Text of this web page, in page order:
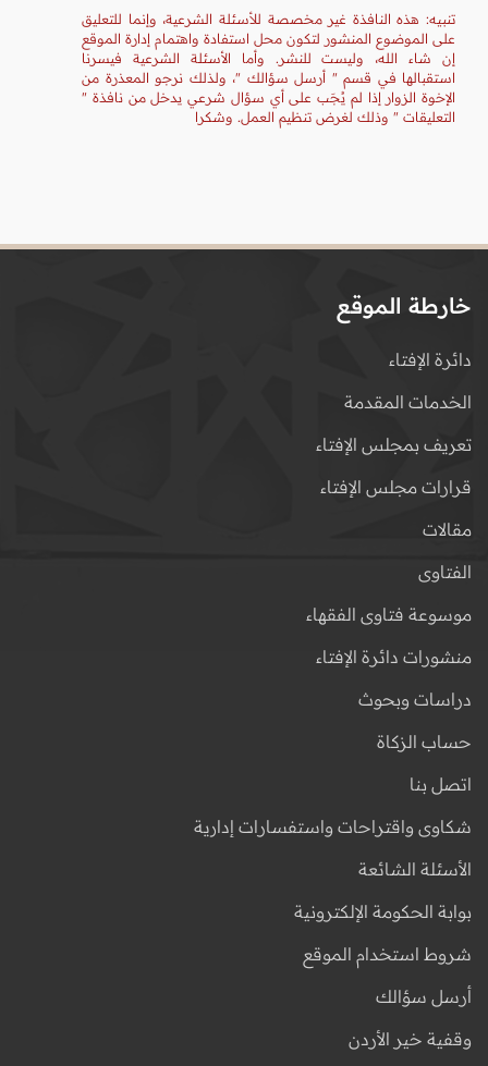
تنبيه: هذه النافذة غير مخصصة للأسئلة الشرعية، وإنما للتعليق
على الموضوع المنشور لتكون محل استفادة واهتمام إدارة الموقع
إن شاء الله، وليست للنشر. وأما الأسئلة الشرعية فيسرنا
استقبالها في قسم " أرسل سؤالك "، ولذلك نرجو المعذرة من
الإخوة الزوار إذا لم يُجَب على أي سؤال شرعي يدخل من نافذة "
التعليقات " وذلك لغرض تنظيم العمل. وشكرا
خارطة الموقع
دائرة الإفتاء
الخدمات المقدمة
تعريف بمجلس الإفتاء
قرارات مجلس الإفتاء
مقالات
الفتاوى
موسوعة فتاوى الفقهاء
منشورات دائرة الإفتاء
دراسات وبحوث
حساب الزكاة
اتصل بنا
شكاوى واقتراحات واستفسارات إدارية
الأسئلة الشائعة
بوابة الحكومة الإلكترونية
شروط استخدام الموقع
أرسل سؤالك
وقفية خير الأردن